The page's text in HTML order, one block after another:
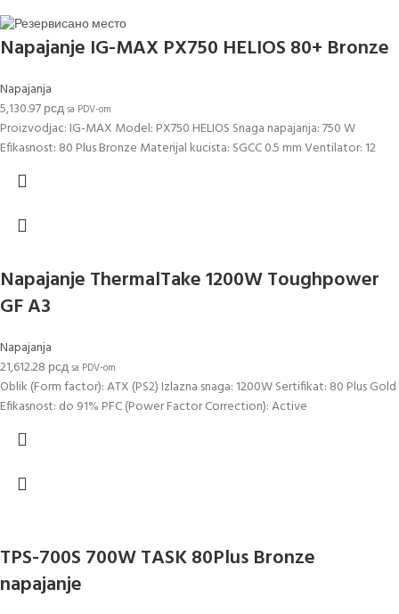
Napajanje IG-MAX PX750 HELIOS 80+ Bronze
Napajanja
5,130.97рсдsa PDV-om
Proizvodjac: IG-MAX Model: PX750 HELIOS Snaga napajanja: 750 W
Efikasnost: 80 Plus Bronze Materijal kucista: SGCC 0.5 mm Ventilator: 12
Napajanje ThermalTake 1200W Toughpower
GF A3
Napajanja
21,612.28 рсдsa PDV-om
Oblik (Form factor): ATX (PS2) Izlazna snaga: 1200W Sertifikat: 80 Plus Gold
Efikasnost: do 91% PFC (Power Factor Correction): Active
TPS-700S 700W TASK 80Plus Bronze
napajanje